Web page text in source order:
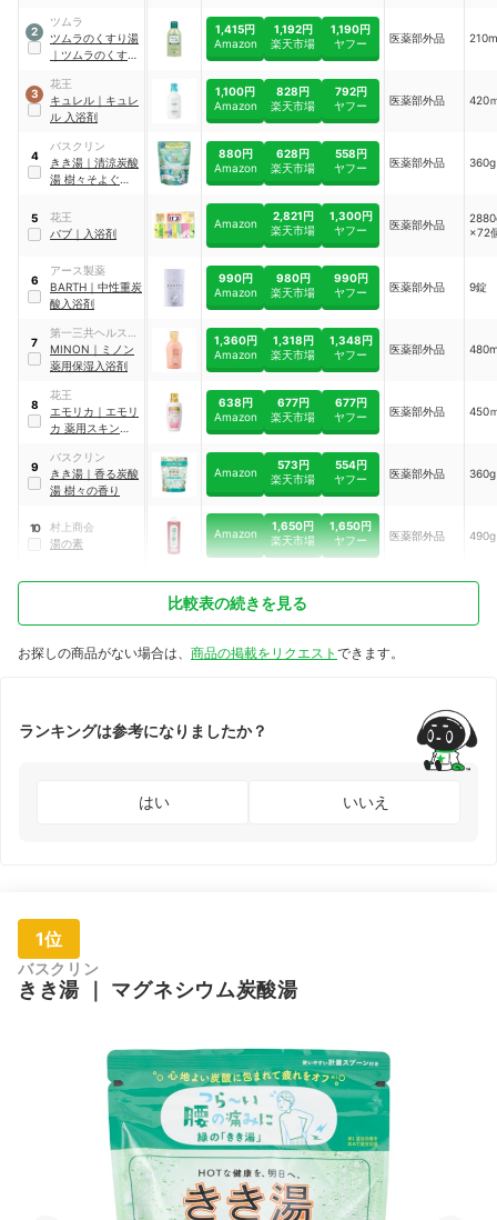
2
ツムラ
ツムラのくすり湯
｜ ツムラのくすり
1,415円
Amazon
1,192円
楽天市場
1,190円
ヤフー
医薬部外品
3
花王
キュレル ｜ キュレ
ル 入浴剤
1,100円
Amazon
828円
楽天市場
792円
ヤフー
医薬部外品 420
4
バスクリン
きき湯 ｜ 清涼炭酸
湯 樹々そよぐ涼風
880円
Amazon
628円
楽天市場
558円
ヤフー
医薬部外品 360g
5
花王
バブ ｜ 入浴剤
Amazon
2,821円
楽天市場
1,300円
ヤフー
医薬部外品
×72
6
アース製薬
BARTH ｜ 中性重炭
酸入浴剤
990円
Amazon
980円
楽天市場
990円
ヤフー
医薬部外品 9錠
7
第一三共ヘルスケ
ア
MINON ｜ ミノン
薬用保湿入浴剤
1,360円
Amazon
1,318円
楽天市場
1,348円
ヤフー
医薬部外品
8
花王
エモリカ ｜ エモリ
カ 薬用スキンケア
638円
Amazon
677円
楽天市場
677円
ヤフー
医薬部外品 450
9
バスクリン
きき湯 ｜ 香る炭酸
湯 樹々の香り
Amazon
573円
楽天市場
554円
ヤフー
医薬部外品 360g
10
村上商会
湯の素
Amazon
1,650円
楽天市場
1,650円
ヤフー
医薬部外品 490g
比較表の続きを見る
お探しの商品がない場合は、 商品の掲載をリクエスト できます。
ランキングは参考になりましたか？
はい いいえ
1位
バスクリン
きき湯 マグネシウム炭酸湯